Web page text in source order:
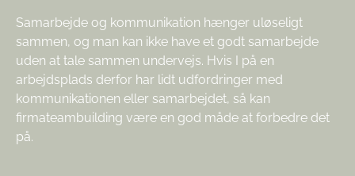
Samarbejde og kommunikation hænger uløseligt
sammen, og man kan ikke have et godt samarbejde
uden at tale sammen undervejs. Hvis I på en
arbejdsplads derfor har lidt udfordringer med
kommunikationen eller samarbejdet, så kan
firmateambuilding være en god måde at forbedre det
på.